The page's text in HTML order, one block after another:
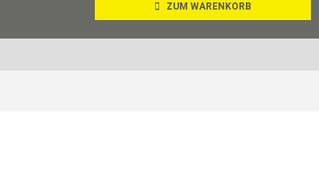
ZUM WARENKORB